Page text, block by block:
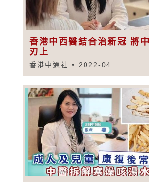
香港中西醫結合治新冠 將
刃上
香港中通社 2022-04